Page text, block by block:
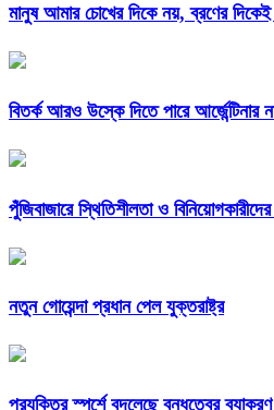
মানুষ আমার চোখের দিকে নয়, ব্রণের দিকেই
বিতর্ক আরও উস্কে দিতে পারে আর্জেন্টিনার
পুঁজিবাজারে স্থিতিশীলতা ও
নতুন গোয়েন্দা প্রধান পেল যুক্তরাষ্ট্র
প্রযুক্তির স্পর্শে বদলেছে বন্ধুত্বের ব্যাকরণ